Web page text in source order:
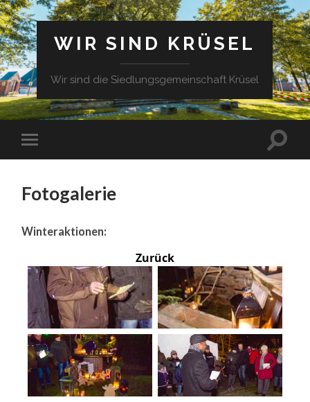
WIR SIND KRÜSEL
Wir sind die Siedlungsgemeinschaft Krüsel
Fotogalerie
Winteraktionen:
Zurück